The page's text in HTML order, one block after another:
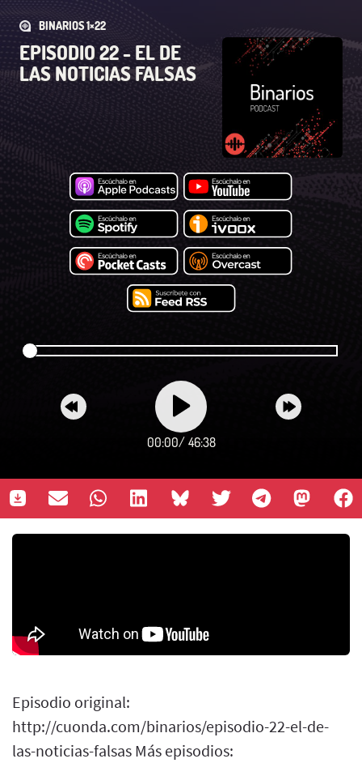
BINARIOS 1×22
EPISODIO 22 - EL DE
LAS NOTICIAS FALSAS
00:00/ 46:38
Episodio original:
http://cuonda.com/binarios/episodio-22-el-de-
las-noticias-falsas Más episodios: